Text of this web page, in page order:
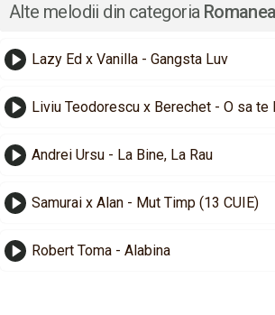
Alte melodii din categoria
Lazy Ed x Vanilla - Gangsta Luv
Liviu Teodorescu x Berechet - O sa
Andrei Ursu - La Bine, La Rau
Samurai x Alan - Mut Timp (13 CUIE)
Robert Toma - Alabina